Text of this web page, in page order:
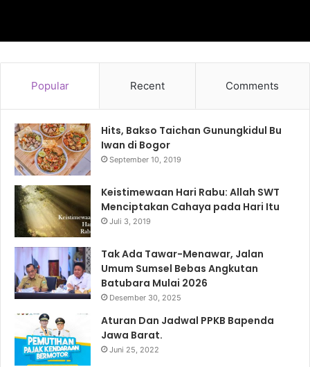
Popular Recent Comments
Hits, Bakso Taichan Gunungkidul Bu
Iwan di Bogor
September 10, 2019
Keistimewaan Hari Rabu: Allah SWT
Menciptakan Cahaya pada Hari Itu
Juli 3, 2019
Tak Ada Tawar-Menawar, Jalan
Umum Sumsel Bebas Angkutan
Batubara Mulai 2026
Desember 30, 2025
Aturan Dan Jadwal PPKB Bapenda
Jawa Barat.
Juni 25, 2022